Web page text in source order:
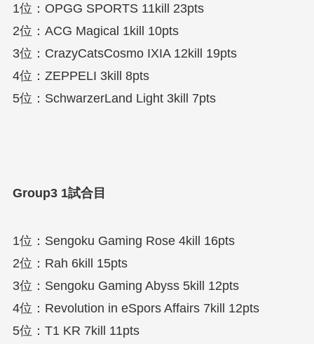
1位：OPGG SPORTS 11kill 23pts
2位：ACG Magical 1kill 10pts
3位：CrazyCatsCosmo IXIA 12kill 19pts
4位：ZEPPELI 3kill 8pts
5位：SchwarzerLand Light 3kill 7pts
Group3 1試合目
1位：Sengoku Gaming Rose 4kill 16pts
2位：Rah 6kill 15pts
3位：Sengoku Gaming Abyss 5kill 12pts
4位：Revolution in eSpors Affairs 7kill 12pts
5位：T1 KR 7kill 11pts